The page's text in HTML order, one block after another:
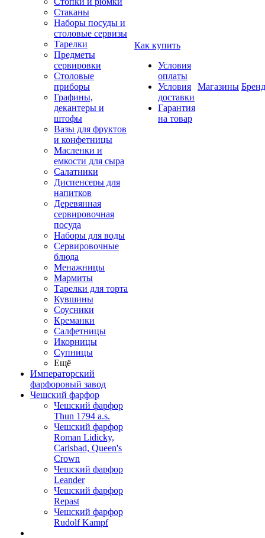
Стаканы
Наборы посуды и
столовые сервизы
Тарелки
Предметы
сервировки
Столовые
приборы
Графины,
декантеры и
штофы
Вазы для фруктов
и конфетницы
Масленки и
емкости для сыра
Салатники
Диспенсеры для
напитков
Деревянная
сервировочная
посуда
Наборы для воды
Сервировочные
блюда
Менажницы
Мармиты
Тарелки для торта
Кувшины
Соусники
Креманки
Салфетницы
Икорницы
Супницы
Ещё
Императорский
фарфоровый завод
Чешский фарфор
Чешский фарфор
Thun 1794 a.s.
Чешский фарфор
Roman Lidicky,
Carlsbad, Queen's
Crown
Чешский фарфор
Leander
Чешский фарфор
Repast
Чешский фарфор
Rudolf Kampf
Как купить
Условия
оплаты
Условия
доставки
Гарантия
на товар
Магазины